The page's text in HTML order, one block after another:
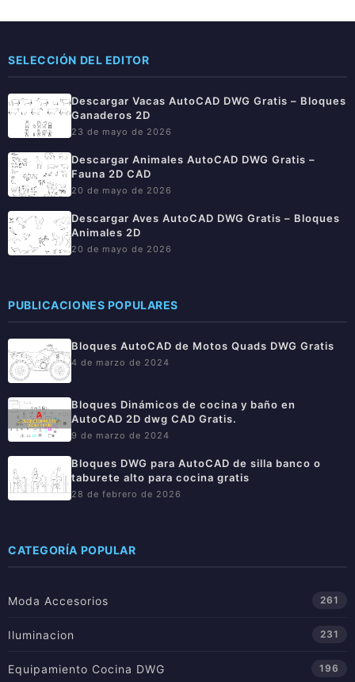
SELECCIÓN DEL EDITOR
Descargar Vacas AutoCAD DWG Gratis – Bloques
Ganaderos 2D
23 de mayo de 2026
Descargar Animales AutoCAD DWG Gratis –
Fauna 2D CAD
20 de mayo de 2026
Descargar Aves AutoCAD DWG Gratis – Bloques
Animales 2D
20 de mayo de 2026
PUBLICACIONES POPULARES
Bloques AutoCAD de Motos Quads DWG Gratis
4 de marzo de 2024
Bloques Dinámicos de cocina y baño en
AutoCAD 2D dwg CAD Gratis.
9 de marzo de 2024
Bloques DWG para AutoCAD de silla banco o
taburete alto para cocina gratis
28 de febrero de 2026
CATEGORÍA POPULAR
Moda Accesorios 261
Iluminacion 231
Equipamiento Cocina DWG 196